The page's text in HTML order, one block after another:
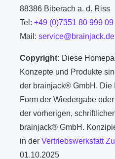
88386 Biberach a. d. Riss
Tel:+49 (0)7351 80 999 09
Mail:service@brainjack.de
Copyright: Diese
Konzepte und Produkte
der brainjack® GmbH. Die
Form der Wiedergabe
der vorherigen,
brainjack® GmbH.
in derVertriebswerkstatt
01.10.2025